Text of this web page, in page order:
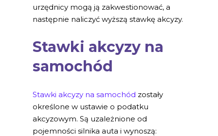
urzędnicy mogą ją zakwestionować, a
następnie naliczyć wyższą stawkę akcyzy.
Stawki akcyzy na
samochód
Stawki akcyzy na samochód zostały
określone w ustawie o podatku
akcyzowym. Są uzależnione od
pojemności silnika auta i wynoszą: